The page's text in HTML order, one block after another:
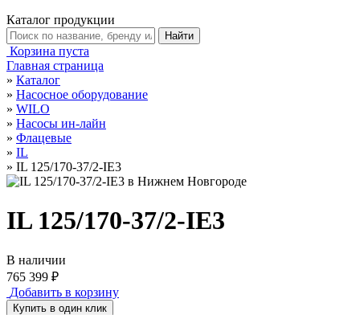
Каталог продукции
Корзина пуста
Главная страница
» Каталог
» Насосное оборудование
» WILO
» Насосы ин-лайн
» Флацевые
» IL
» IL 125/170-37/2-IE3
IL 125/170-37/2-IE3
В наличии
765 399 ₽
Добавить в корзину
Купить в один клик